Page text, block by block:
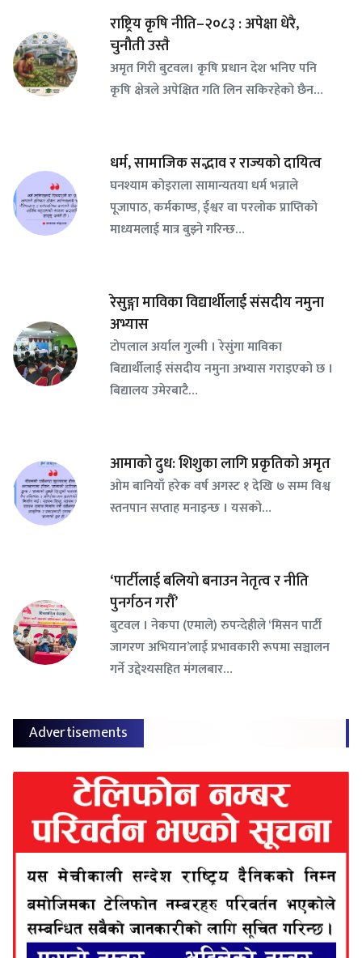
राष्ट्रिय कृषि नीति–२०८३ : अपेक्षा धेरै,
चुनौती उस्तै
अमृत गिरी बुटवल। कृषि प्रधान देश भनिए पनि
कृषि क्षेत्रले अपेक्षित गति लिन सकिरहेको छैन…
धर्म, सामाजिक सद्भाव र राज्यको दायित्व
घनश्याम कोइराला सामान्यतया धर्म भन्नाले
पूजापाठ, कर्मकाण्ड, ईश्वर वा परलोक प्राप्तिको
माध्यमलाई मात्र बुझ्ने गरिन्छ…
रेसुङ्गा माविका विद्यार्थीलाई संसदीय नमुना
अभ्यास
टोपलाल अर्याल गुल्मी । रेसुंगा माविका
बिद्यार्थीलाई संसदीय नमुना अभ्यास गराइएको छ ।
बिद्यालय उमेरबाटै…
आमाको दुध: शिशुका लागि प्रकृतिको अमृत
ओम बानियाँ हरेक वर्ष अगस्ट १ देखि ७ सम्म विश्व
स्तनपान सप्ताह मनाइन्छ । यसको…
‘पार्टीलाई बलियो बनाउन नेतृत्व र नीति
पुनर्गठन गरौँ’
बुटवल । नेकपा (एमाले) रुपन्देहीले ‘मिसन पार्टी
जागरण अभियान’लाई प्रभावकारी रूपमा सञ्चालन
गर्ने उद्देश्यसहित मंगलबार…
Advertisements